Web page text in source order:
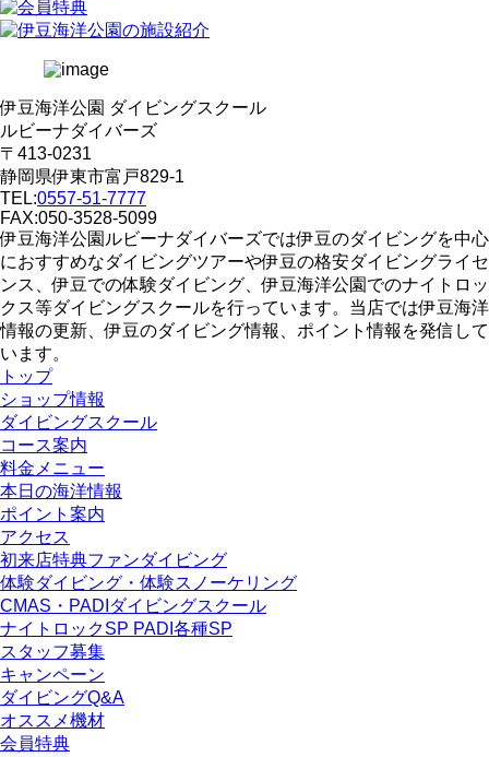
伊豆海洋公園 ダイビングスクール
ルビーナダイバーズ
〒413-0231
静岡県伊東市富戸829-1
TEL:0557-51-7777
FAX:050-3528-5099
伊豆海洋公園ルビーナダイバーズでは伊豆のダイビングを中心
におすすめなダイビングツアーや伊豆の格安ダイビングライセ
ンス、伊豆での体験ダイビング、伊豆海洋公園でのナイトロッ
クス等ダイビングスクールを行っています。当店では伊豆海洋
情報の更新、伊豆のダイビング情報、ポイント情報を発信して
います。
トップ
ショップ情報
ダイビングスクール
コース案内
料金メニュー
本日の海洋情報
ポイント案内
アクセス
初来店特典ファンダイビング
体験ダイビング・体験スノーケリング
CMAS・PADIダイビングスクール
ナイトロックSP PADI各種SP
スタッフ募集
キャンペーン
ダイビングQ&A
オススメ機材
会員特典